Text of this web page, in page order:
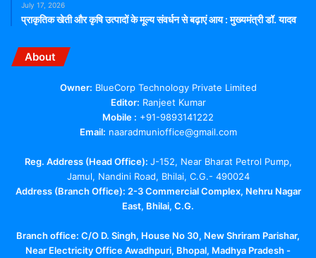
July 17, 2026
प्राकृतिक खेती और कृषि उत्पादों के मूल्य संवर्धन से बढ़ाएं आय : मुख्यमंत्री डॉ. यादव
About
Owner: BlueCorp Technology Private Limited
Editor: Ranjeet Kumar
Mobile : +91-9893141222
Email: naaradmunioffice@gmail.com
Reg. Address (Head Office): J-152, Near Bharat Petrol Pump,
Jamul, Nandini Road, Bhilai, C.G.- 490024
Address (Branch Office): 2-3 Commercial Complex, Nehru Nagar
East, Bhilai, C.G.
Branch office: C/O D. Singh, House No 30, New Shriram Parishar,
Near Electricity Office Awadhpuri, Bhopal, Madhya Pradesh -